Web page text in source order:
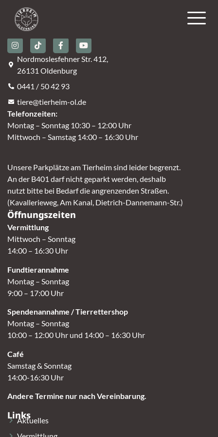
Tierheim Oldenburg
Nordmoslesfehner Str. 412,
26131 Oldenburg
0441 / 50 42 93
tiere@tierheim-ol.de
Telefonzeiten:
Montag – Sonntag 10:30 – 12:00 Uhr
Mittwoch – Samstag 14:00 – 16:30 Uhr
Unsere Parkplätze am Tierheim sind leider begrenzt.
An der B401 darf nicht geparkt werden, deshalb
nutzt bitte bei Bedarf die angrenzenden Straßen.
(Kavallerieweg, Am Kanal, Dietrich-Dannemann-Str.)
Öffnungszeiten
Vermittlung
Mittwoch – Sonntag
14:00 – 16:30 Uhr
Fundtierannahme
Montag – Sonntag
9:00 – 17:00 Uhr
Spendenannahme / Tierrettershop
Montag – Sonntag
10:00 – 12:00 Uhr und 14:00 – 16:30 Uhr
Café
Samstag & Sonntag
14:00-16:30 Uhr
Andere Termine nur nach Vereinbarung.
Links
Aktuelles